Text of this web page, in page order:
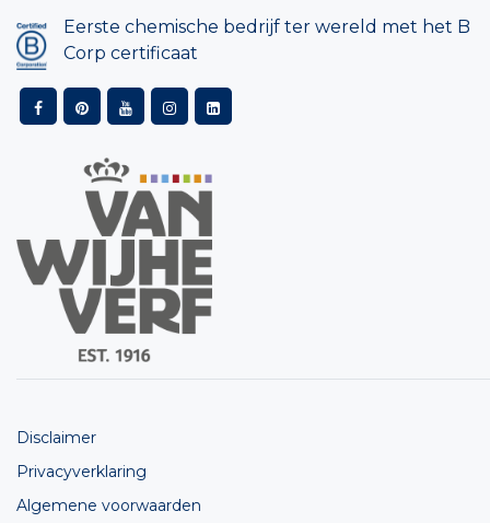
Eerste chemische bedrijf ter wereld met het B
Corp certificaat
Disclaimer
Privacyverklaring
Algemene voorwaarden